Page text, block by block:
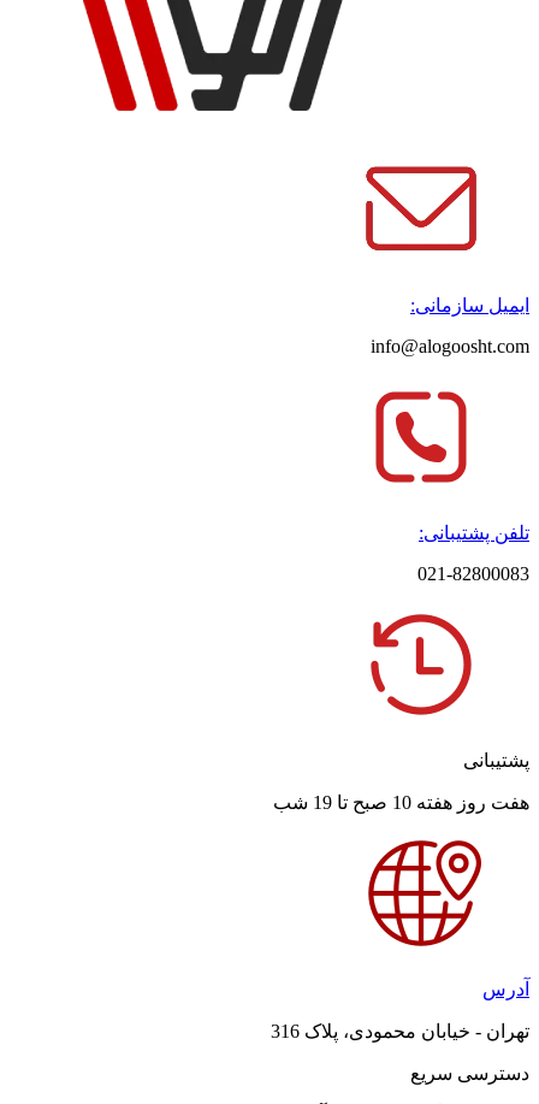
ایمیل سازمانی:
info@alogoosht.com
تلفن پشتیبانی:
021-82800083
پشتیبانی
هفت روز هفته 10 صبح تا 19 شب
آدرس
تهران - خیابان محمودی، پلاک 316
دسترسی سریع